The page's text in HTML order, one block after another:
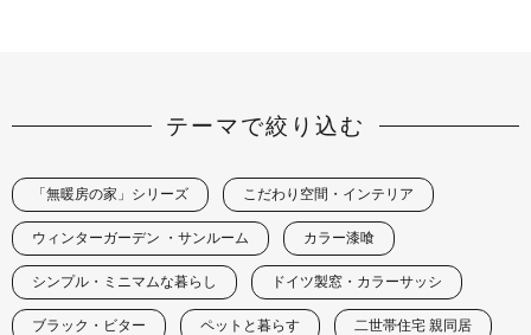
テーマで絞り込む
「無暖房の家」シリーズ こだわり空間・インテリア
ウィンターガーデン ・サンルーム カラー漆喰
シンプル・ミニマムな暮らし ドイツ製窓・カラーサッシ
ブラック・ビター ペットと暮らす 二世帯住宅 親同居